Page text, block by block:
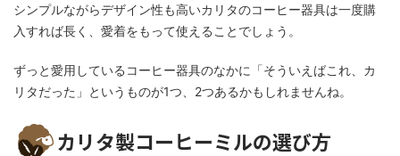
シンプルながらデザイン性も高いカリタのコーヒー器具は一度購
入すれば長く、愛着をもって使えることでしょう。
ずっと愛用しているコーヒー器具のなかに「そういえばこれ、カ
リタだった」というものが1つ、2つあるかもしれませんね。
カリタ製コーヒーミルの選び方